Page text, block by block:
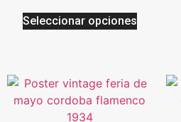
Seleccionar opciones